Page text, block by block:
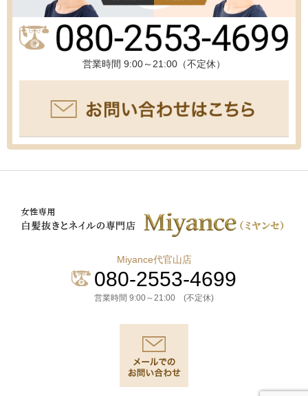
営業時間 9:00～21:00（不定休）
Miyance代官山店
080-2553-4699
営業時間 9:00～21:00 (不定休)